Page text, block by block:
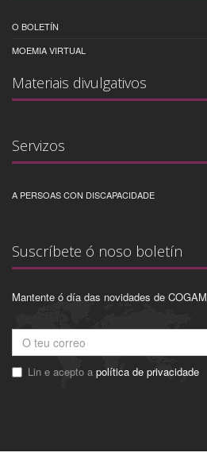
O BOLETÍN
MOEMIA VIRTUAL
Materiais divulgativos
Servizos
A PERSOAS CON DISCAPACIDADE
Suscríbete ó noso boletín
Mantente ó día das novidades de
Lin e acepto a política de privacidade